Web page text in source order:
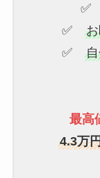
✅
✅
✅
最高
4.3万